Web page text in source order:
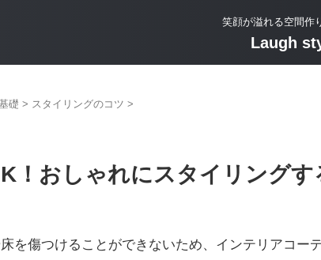
笑顔が溢れる空間作
Laugh
礎 > スタイリングのコツ >
！おしゃれにスタイリングす
を傷つけることができないため、インテリアコー